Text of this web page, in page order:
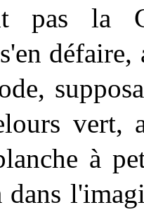
pas la
vert,
à
dans